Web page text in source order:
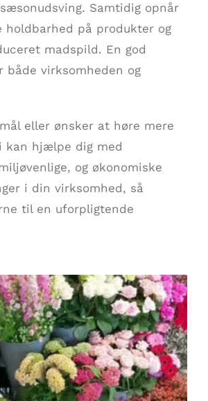
Samtidig opnår
holdbarhed på produkter og
madspild. En god
både virksomheden og
eller ønsker at høre mere
kan hjælpe dig med
og økonomiske
i din virksomhed, så
til en uforpligtende
med længere holdbarhed